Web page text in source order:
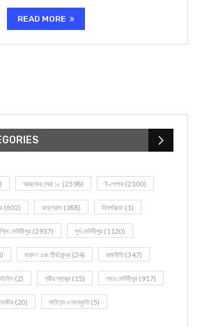
READ MORE
আজকের সেরা ১০ (2598) ই-পেপার (2100)
(602) ঝাড়গ্রাম (388) দিনপঞ্জিকা (1)
মেদিনীপুর (2937) পূর্ব মেদিনীপুর (1120)
ভ্রমণ এবং তীর্থকেন্দ্র (24) রাজনীতি(347)
(2) শরীর স্বাস্থ্য (15) শহর মেদিনীপুর (917)
(20) সাহিত্য ও সংস্কৃতি(5)